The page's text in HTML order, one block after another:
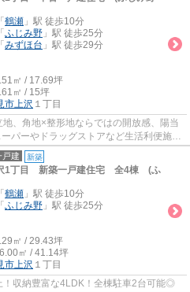
「 鶴瀬 」駅 徒歩10分
「 ふじみ野 」駅 徒歩25分
「 みずほ台 」駅 徒歩29分
㎡ / 17.69坪
㎡ / 15坪
市上沢 １丁目
地、角地×整形地ならではの開放感、陽当
パーやドラッグストアなど生活利便施設
ムにも、建...
戸建 新築
1丁目 新築一戸建住宅 全4棟 (ふ
「 鶴瀬 」駅 徒歩10分
「 ふじみ野 」駅 徒歩25分
㎡ / 29.43坪
㎡ / 41.14坪
市上沢 １丁目
！収納豊富な4LDK！全棟駐車2台可能◎